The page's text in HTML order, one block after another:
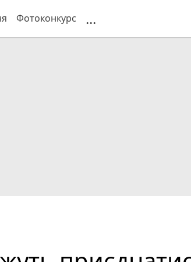
Фотоконкурс ...